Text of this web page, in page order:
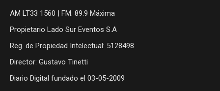
AM LT33 1560 | FM: 89.9 Máxima
Propietario Lado Sur Eventos S.A
Reg. de Propiedad Intelectual: 5128498
Director: Gustavo Tinetti
Diario Digital fundado el 03-05-2009